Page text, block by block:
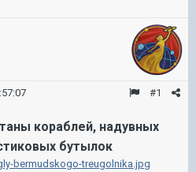
#1
кораблей, надувных
бутылок